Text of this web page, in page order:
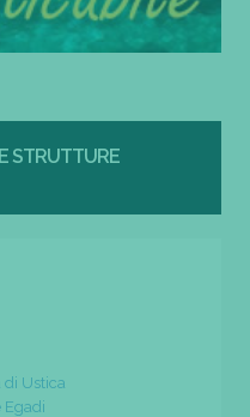
STRUTTURE
di Ustica
Egadi